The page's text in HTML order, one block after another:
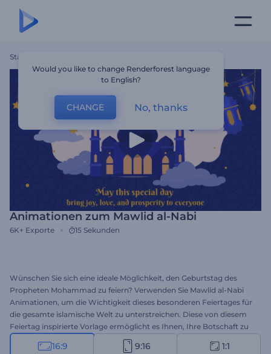
Startseite
Animationen zum Mawlid al-Nabi
6K+ Exporte 15 Sekunden
Wünschen Sie sich eine ideale Möglichkeit, den Geburtstag des
Propheten Mohammad zu feiern? Verwenden Sie Mawlid al-Nabi
Animationen, um die Wichtigkeit dieses besonderen Feiertages für
die gesamte islamische Welt zu unterstreichen. Diese von diesem
Feiertag inspirierte Vorlage ermöglicht es Ihnen, Ihre Botschaft zu
verbreiten. Laden Sie Ihr Logo hoch, fügen Sie Ihre Glückwünsche
hinzu, und schon steht Ihr animiertes Video bereit. Perfekt geeignet
16:9 9:16 1:1
Would you like to change Renderforest language
to English?
CHANGE No, thanks